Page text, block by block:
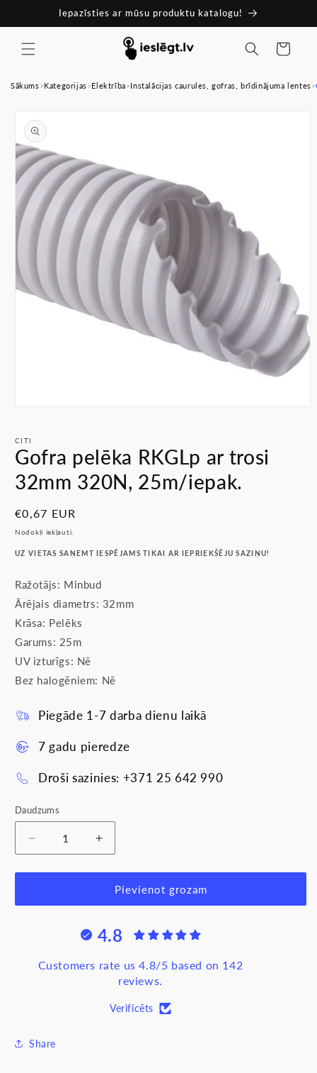
saturu
Iepazīsties ar mūsu produktu katalogu!
Ratiņi
Sākums>Kategorijas>Elektrība>Instalācijas caurules, gofras, brīdinājuma lentes>
produkta
informāciju
modālā
režīmā
CITI
Gofra pelēka RKGLp ar trosi
32mm 320N, 25m/iepak.
Parastā
cena
€0,67 EUR
Nodokļi iekļauti.
UZ VIETAS SAŅEMT IESPĒJAMS TIKAI AR IEPRIEKŠĒJU SAZIŅU!
Ražotājs: Minbud
Ārējais diametrs: 32mm
Krāsa: Pelēks
Garums: 25m
UV izturīgs: Nē
Bez halogēniem: Nē
Piegāde 1-7 darba dienu laikā
7 gadu pieredze
Droši sazinies: +371 25 642 990
Daudzums
Samazināt
daudzumu
produktam
pelēka
32mm
Palielināt
daudzumu
produktam
Gofra
pelēka
ar
32mm
320N,
Pievienot grozam
4.8
Customers rate us 4.8/5 based on 142
reviews.
Verificēts
Share